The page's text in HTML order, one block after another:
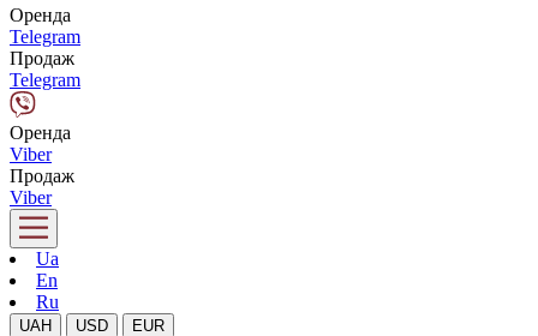
Оренда
Telegram
Продаж
Telegram
Оренда
Viber
Продаж
Viber
Ua
En
Ru
UAH USD EUR